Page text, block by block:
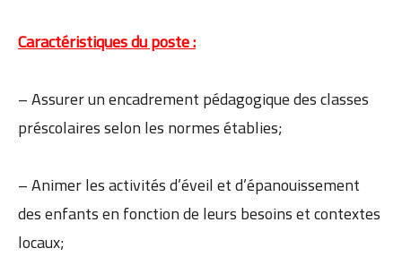
Caractéristiques du poste :
– Assurer un encadrement pédagogique des classes
préscolaires selon les normes établies;
– Animer les activités d’éveil et d’épanouissement
des enfants en fonction de leurs besoins et contextes
locaux;